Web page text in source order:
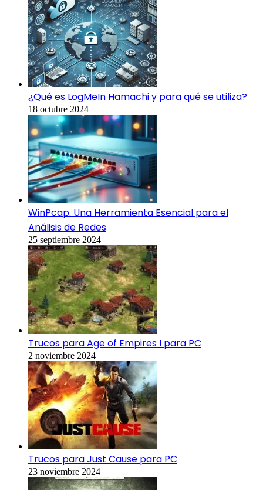
¿Qué es LogMeIn Hamachi y para qué se utiliza?
18 octubre 2024
WinPcap. Una Herramienta Esencial para el
Análisis de Redes
25 septiembre 2024
Trucos para Age of Empires I para PC
2 noviembre 2024
Trucos para Just Cause para PC
23 noviembre 2024